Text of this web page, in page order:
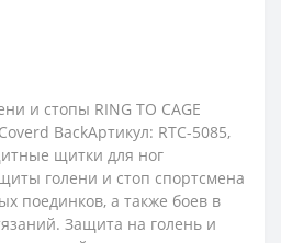
и стопы RING TO CAGE
BackАртикул: RTC-5085,
щитки для ног
голени и стоп спортсмена
поединков, а также боев в
Защита на голень и